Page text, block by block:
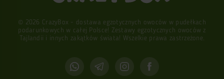
© 2026 CrazyBox - dostawa egzotycznych owoców w pudełkach
podarunkowych w całej Polsce! Zestawy egzotycznych owoców z
Tajlandii i innych zakątków świata! Wszelkie prawa zastrzeżone.